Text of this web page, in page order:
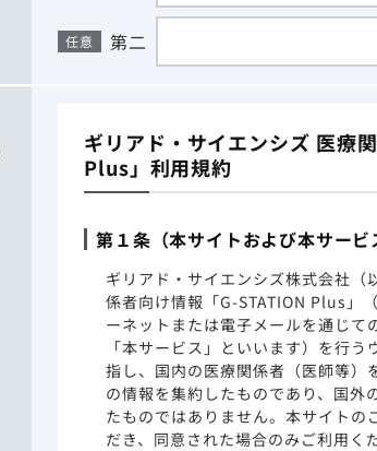
任意 第二
ギリアド・サイエンシズ 医療
Plus」利用規約
第１条（本サイトおよび本サービ
ギリアド・サイエンシズ株式会社（
係者向け情報「G-STATION Plus
ーネットまたは電子メールを通じて
「本サービス」といいます）を行
指し、国内の医療関係者（医師等）
の情報を集約したものであり、国外
たものではありません。本サイトの
だき、同意された場合のみご利用く